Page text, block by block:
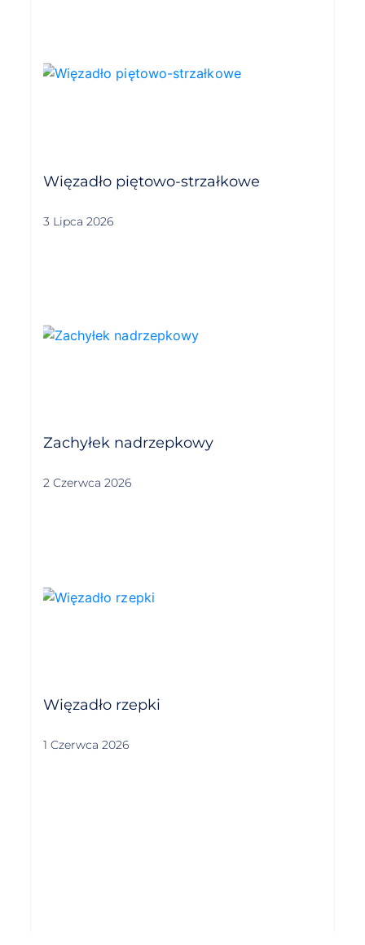
Więzadło piętowo-strzałkowe
3 Lipca 2026
Zachyłek nadrzepkowy
2 Czerwca 2026
Więzadło rzepki
1 Czerwca 2026